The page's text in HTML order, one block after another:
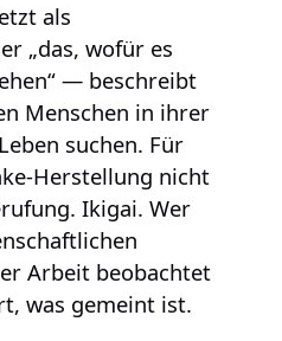
als
„das, wofür es
— beschreibt
Menschen in ihrer
suchen. Für
Herstellung nicht
Ikigai. Wer
Arbeit beobachtet
was gemeint ist.